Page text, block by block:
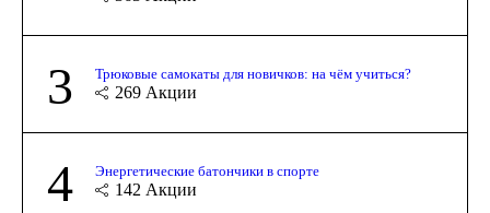
3 Трюковые самокаты для новичков: на чём учиться?
269 Акции
4 Энергетические батончики в спорте
142 Акции